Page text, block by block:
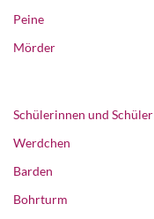
Peine
Mörder
Schülerinnen und Schüler
Werdchen
Barden
Bohrturm